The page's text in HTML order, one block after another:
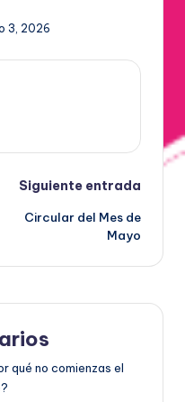
3, 2026
Siguiente entrada
Circular del Mes de
Mayo
qué no comienzas el